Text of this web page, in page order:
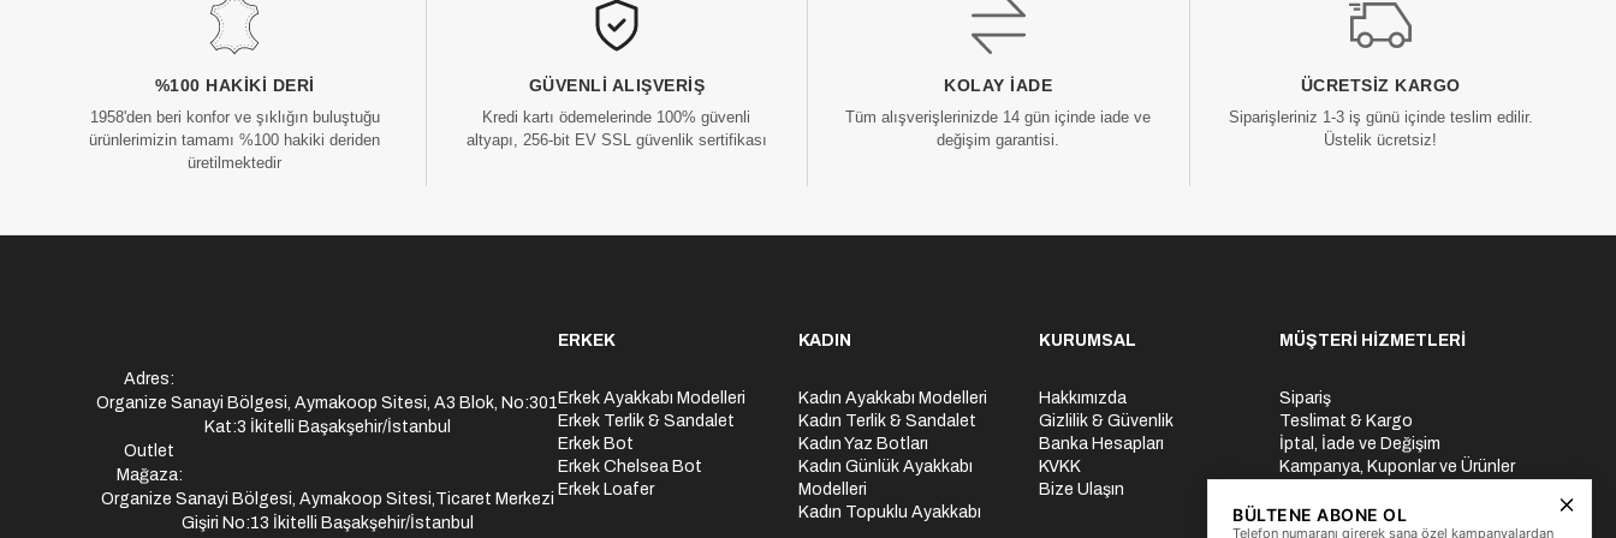
%100 HAKIKI DERI
1958'den beri konfor ve şıklığın buluştuğu
ürünlerimizin tamamı %100 hakiki deriden
üretilmektedir
GÜVENLI ALIŞVERIŞ
Kredi kartı ödemelerinde 100% güvenli
altyapı, 256-bit EV SSL güvenlik sertifikası
KOLAY İADE
Tüm alışverişlerinizde 14 gün içinde iade ve
değişim garantisi.
ÜCRETSIZ KARGO
Siparişleriniz 1-3 iş günü içinde teslim edilir.
Üstelik ücretsiz!
Adres:
Organize Sanayi Bölgesi, Aymakoop Sitesi, A3 Blok, No:301
Kat:3 İkitelli Başakşehir/İstanbul
Outlet
Mağaza:
Organize Sanayi Bölgesi, Aymakoop Sitesi,Ticaret Merkezi
Gişiri No:13 İkitelli Başakşehir/İstanbul
ERKEK
Erkek Ayakkabı Modelleri
Erkek Terlik & Sandalet
Erkek Bot
Erkek Chelsea Bot
Erkek Loafer
KADIN
Kadın Ayakkabı Modelleri
Kadın Terlik & Sandalet
Kadın Yaz Botları
Kadın Günlük Ayakkabı
Modelleri
Kadın Topuklu Ayakkabı
KURUMSAL
Hakkımızda
Gizlilik & Güvenlik
Banka Hesapları
KVKK
Bize Ulaşın
MÜŞTERİ HİZMETLERİ
Sipariş
Teslimat & Kargo
İptal, İade ve Değişim
Kampanya, Kuponlar ve Ürünler
Üyelik İşlemleri
BÜLTENE ABONE OL
Telefon numaranı girerek sana özel kampanyalardan